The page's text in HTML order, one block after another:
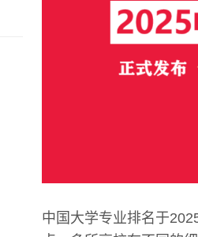
中国大学专业排名于